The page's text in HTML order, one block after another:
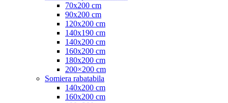
70x200 cm
90x200 cm
120x200 cm
140x190 cm
140x200 cm
160x200 cm
180x200 cm
200×200 cm
Somiera rabatabila
140x200 cm
160x200 cm